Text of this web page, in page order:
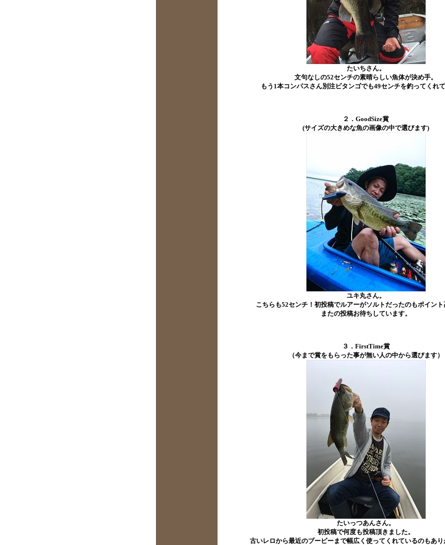
たいちさん。
文句なしの52センチの素晴らしい魚体が決め手。
もう1本コンパスさん別注ビタンゴでも49センチを釣ってくれて
２．GoodSize賞
(サイズの大きめな魚の画像の中で選びます)
ユキ丸さん。
こちらも52センチ！初投稿でルアーがソルトだったのもポイント
またの投稿お待ちしています。
３．FirstTime賞
（今まで賞をもらった事が無い人の中から選びます）
たいっつあんさん。
初投稿で何度も投稿頂きました。
古いレロから最近のブービーまで幅広く使ってくれているのもあり